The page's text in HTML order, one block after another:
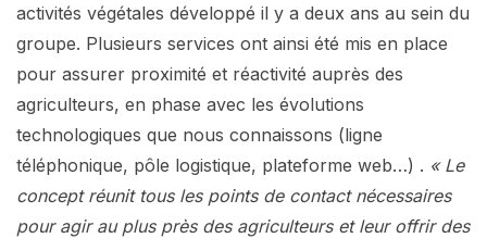
activités végétales développé il y a deux ans au sein du
groupe. Plusieurs services ont ainsi été mis en place
pour assurer proximité et réactivité auprès des
agriculteurs, en phase avec les évolutions
technologiques que nous connaissons (ligne
téléphonique, pôle logistique, plateforme web…) . « Le
concept réunit tous les points de contact nécessaires
pour agir au plus près des agriculteurs et leur offrir des